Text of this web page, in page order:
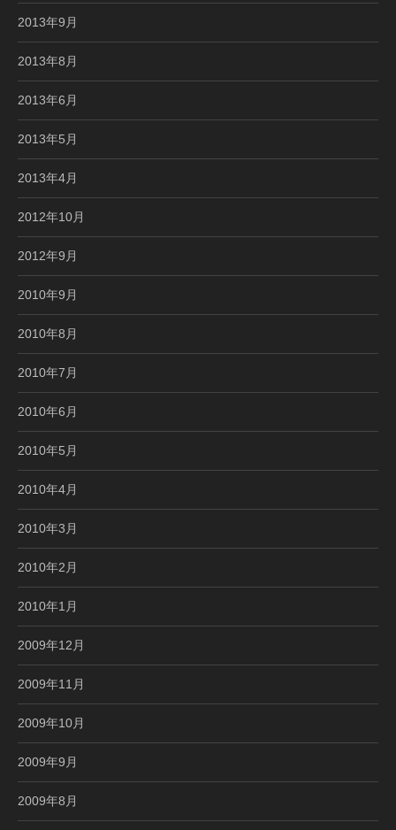
2013年9月
2013年8月
2013年6月
2013年5月
2013年4月
2012年10月
2012年9月
2010年9月
2010年8月
2010年7月
2010年6月
2010年5月
2010年4月
2010年3月
2010年2月
2010年1月
2009年12月
2009年11月
2009年10月
2009年9月
2009年8月